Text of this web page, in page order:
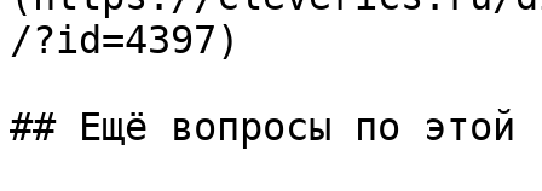
/?id=4397)
## Ещё вопросы по этой